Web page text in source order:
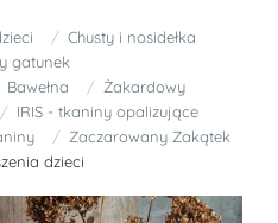
Chusty i nosidełka
gatunek
Bawełna
Żakardowy
IRIS - tkaniny opalizujące
Zaczarowany Zakątek
dzieci